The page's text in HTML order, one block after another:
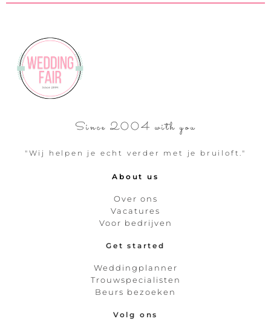
Since 2004 with you
"Wij helpen je echt verder met je bruiloft."
About us
Over ons
Vacatures
Voor bedrijven
Get started
Weddingplanner
Trouwspecialisten
Beurs bezoeken
Volg ons